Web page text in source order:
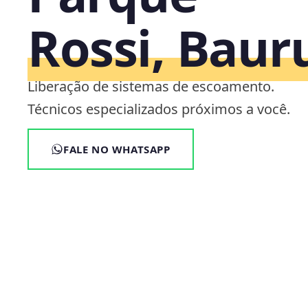
Rossi,
Liberação de sistemas de escoamento.
Técnicos especializados próximos a você.
FALE NO WHATSAPP